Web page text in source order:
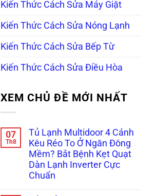
Kiến Thức Cách Sửa Máy Giặt
Kiến Thức Cách Sửa Nóng Lạnh
Kiến Thức Cách Sửa Bếp Từ
Kiến Thức Cách Sửa Điều Hòa
XEM CHỦ ĐỀ MỚI NHẤT
07
Th8
Tủ Lạnh Multidoor 4 Cánh
Kêu Réo To Ở Ngăn Đông
Mềm? Bắt Bệnh Kẹt Quạt
Dàn Lạnh Inverter Cực
Chuẩn